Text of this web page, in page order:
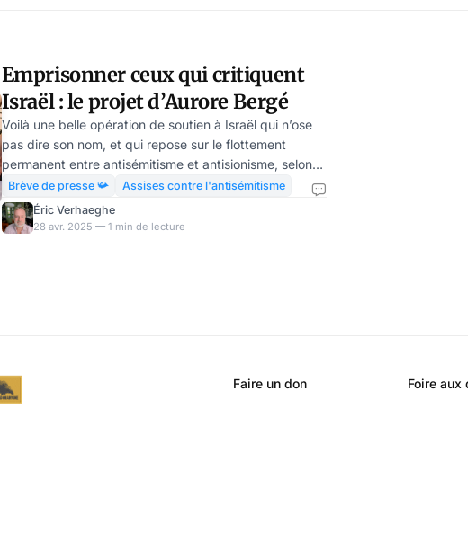
Emprisonner ceux qui critiquent
Israël : le projet d’Aurore Bergé
Voilà une belle opération de soutien à Israël qui n’ose
pas dire son nom, et qui repose sur le flottement
permanent entre antisémitisme et antisionisme, selon
lequel critiquer les massacres de civils palestiniens
désarmés à Gaza prouverait une nostalgie pour les
chambres à gaz. Les Assises de lutte contre
Brève de presse 📯
Assises contre l'antisémitisme
Éric Verhaeghe
28 avr. 2025 — 1 min de lecture
Faire un don Foire aux